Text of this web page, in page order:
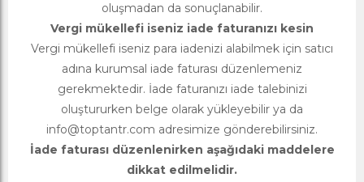
oluşmadan da sonuçlanabilir.
Vergi mükellefi iseniz iade faturanızı kesin
Vergi mükellefi iseniz para iadenizi alabilmek için satıcı
adına kurumsal iade faturası düzenlemeniz
gerekmektedir. İade faturanızı iade talebinizi
oluştururken belge olarak yükleyebilir ya da
info@toptantr.com adresimize gönderebilirsiniz.
İade faturası düzenlenirken aşağıdaki maddelere
dikkat edilmelidir.